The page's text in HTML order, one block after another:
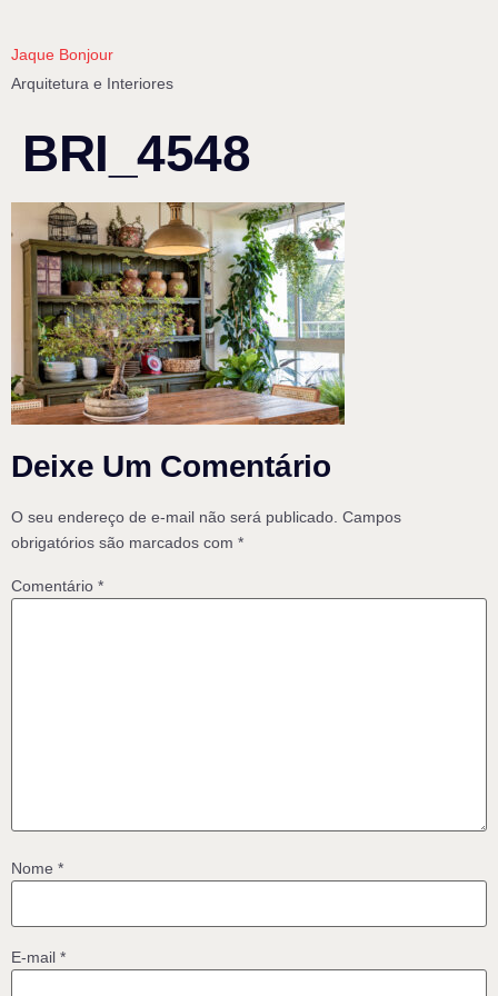
Jaque Bonjour
Arquitetura e Interiores
BRI_4548
Deixe Um Comentário
O seu endereço de e-mail não será publicado. Campos
obrigatórios são marcados com *
Comentário *
Nome *
E-mail *